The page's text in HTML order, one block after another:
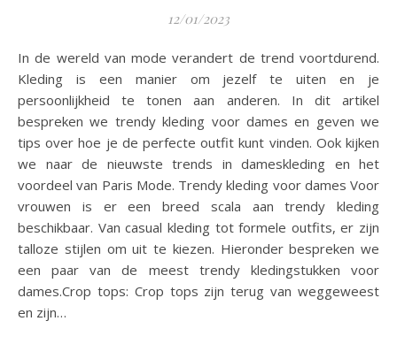
12/01/2023
In de wereld van mode verandert de trend voortdurend.
Kleding is een manier om jezelf te uiten en je
persoonlijkheid te tonen aan anderen. In dit artikel
bespreken we trendy kleding voor dames en geven we
tips over hoe je de perfecte outfit kunt vinden. Ook kijken
we naar de nieuwste trends in dameskleding en het
voordeel van Paris Mode. Trendy kleding voor dames Voor
vrouwen is er een breed scala aan trendy kleding
beschikbaar. Van casual kleding tot formele outfits, er zijn
talloze stijlen om uit te kiezen. Hieronder bespreken we
een paar van de meest trendy kledingstukken voor
dames.Crop tops: Crop tops zijn terug van weggeweest
en zijn…